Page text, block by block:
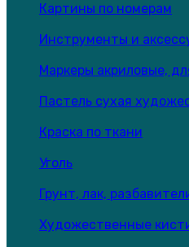
Картины по номерам
Инструменты и
Маркеры акриловые,
Пастель сухая
Краска по ткани
Уголь
Грунт, лак,
Художественные